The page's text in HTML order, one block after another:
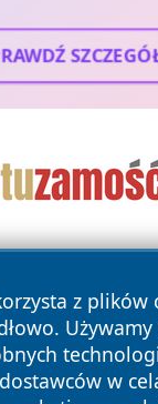
z plików
w